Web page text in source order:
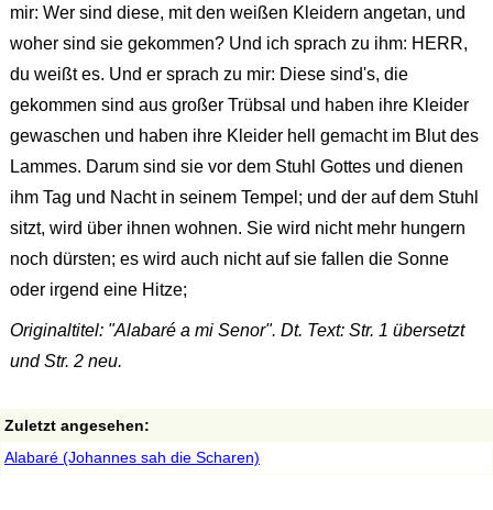
mir: Wer sind diese, mit den weißen Kleidern angetan, und
woher sind sie gekommen? Und ich sprach zu ihm: HERR,
du weißt es. Und er sprach zu mir: Diese sind's, die
gekommen sind aus großer Trübsal und haben ihre Kleider
gewaschen und haben ihre Kleider hell gemacht im Blut des
Lammes. Darum sind sie vor dem Stuhl Gottes und dienen
ihm Tag und Nacht in seinem Tempel; und der auf dem Stuhl
sitzt, wird über ihnen wohnen. Sie wird nicht mehr hungern
noch dürsten; es wird auch nicht auf sie fallen die Sonne
oder irgend eine Hitze;
Originaltitel: "Alabaré a mi Senor". Dt. Text: Str. 1 übersetzt
und Str. 2 neu.
Zuletzt angesehen:
Alabaré (Johannes sah die Scharen)